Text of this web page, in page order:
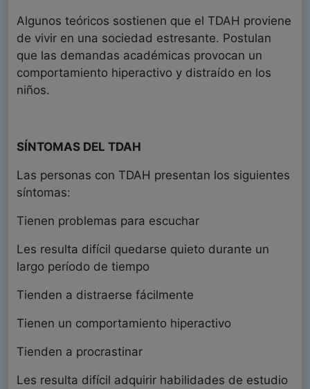
Algunos teóricos sostienen que el TDAH proviene
de vivir en una sociedad estresante. Postulan
que las demandas académicas provocan un
comportamiento hiperactivo y distraído en los
niños.
SÍNTOMAS DEL TDAH
Las personas con TDAH presentan los siguientes
síntomas:
Tienen problemas para escuchar
Les resulta difícil quedarse quieto durante un
largo período de tiempo
Tienden a distraerse fácilmente
Tienen un comportamiento hiperactivo
Tienden a procrastinar
Les resulta difícil adquirir habilidades de estudio